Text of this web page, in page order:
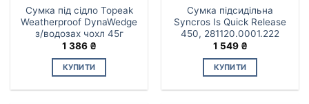
Сумка під сідло Topeak
Weatherproof DynaWedge
з/водозах чохл 45г
1 386 ₴
КУПИТИ
Сумка підсидільна
Syncros Is Quick Release
450, 281120.0001.222
1 549 ₴
КУПИТИ